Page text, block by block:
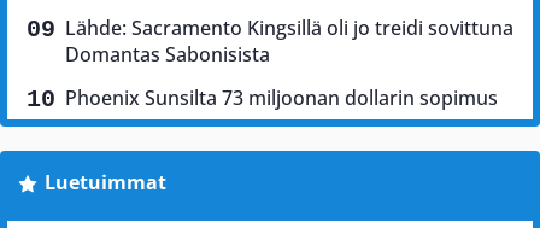
Lähde: Sacramento Kingsillä oli jo treidi sovittuna
Domantas Sabonisista
Phoenix Sunsilta 73 miljoonan dollarin sopimus
Luetuimmat